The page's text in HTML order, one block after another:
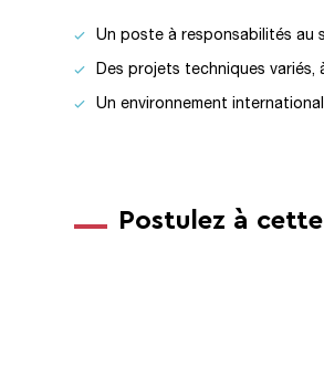
Un poste à responsabilités au
Des projets techniques
Un environnement
Postulez à